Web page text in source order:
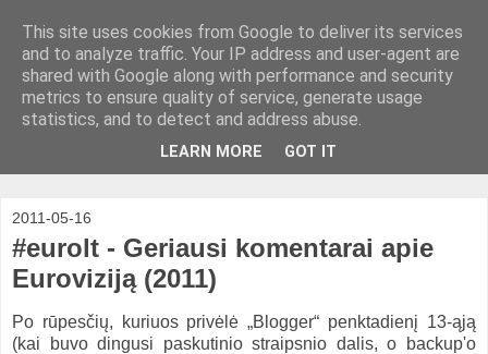
2011-05-16
#eurolt - Geriausi komentarai apie
Euroviziją (2011)
Po rūpesčių, kuriuos privėlė „Blogger“ penktadienį 13-ąją
(kai buvo dingusi paskutinio straipsnio dalis, o backup'o
This site uses cookies from Google to deliver its services
and to analyze traffic. Your IP address and user-agent are
shared with Google along with performance and security
metrics to ensure quality of service, generate usage
statistics, and to detect and address abuse.
LEARN MORE GOT IT